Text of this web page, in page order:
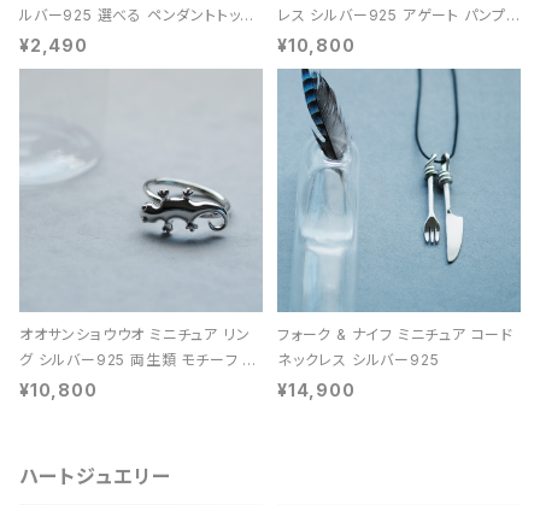
ルバー925 選べる ペンダントトップ
レディース ユニセックス
¥2,490
レス シルバー925 アゲート パンプキ
ン 天然石 レディース
¥10,800
オオサンショウウオ ミニチュア リン
グ シルバー925 両生類 モチーフ レ
ディース ユニセックス
¥10,800
フォーク & ナイフ ミニチュア コード
ネックレス シルバー925
¥14,900
ハートジュエリー